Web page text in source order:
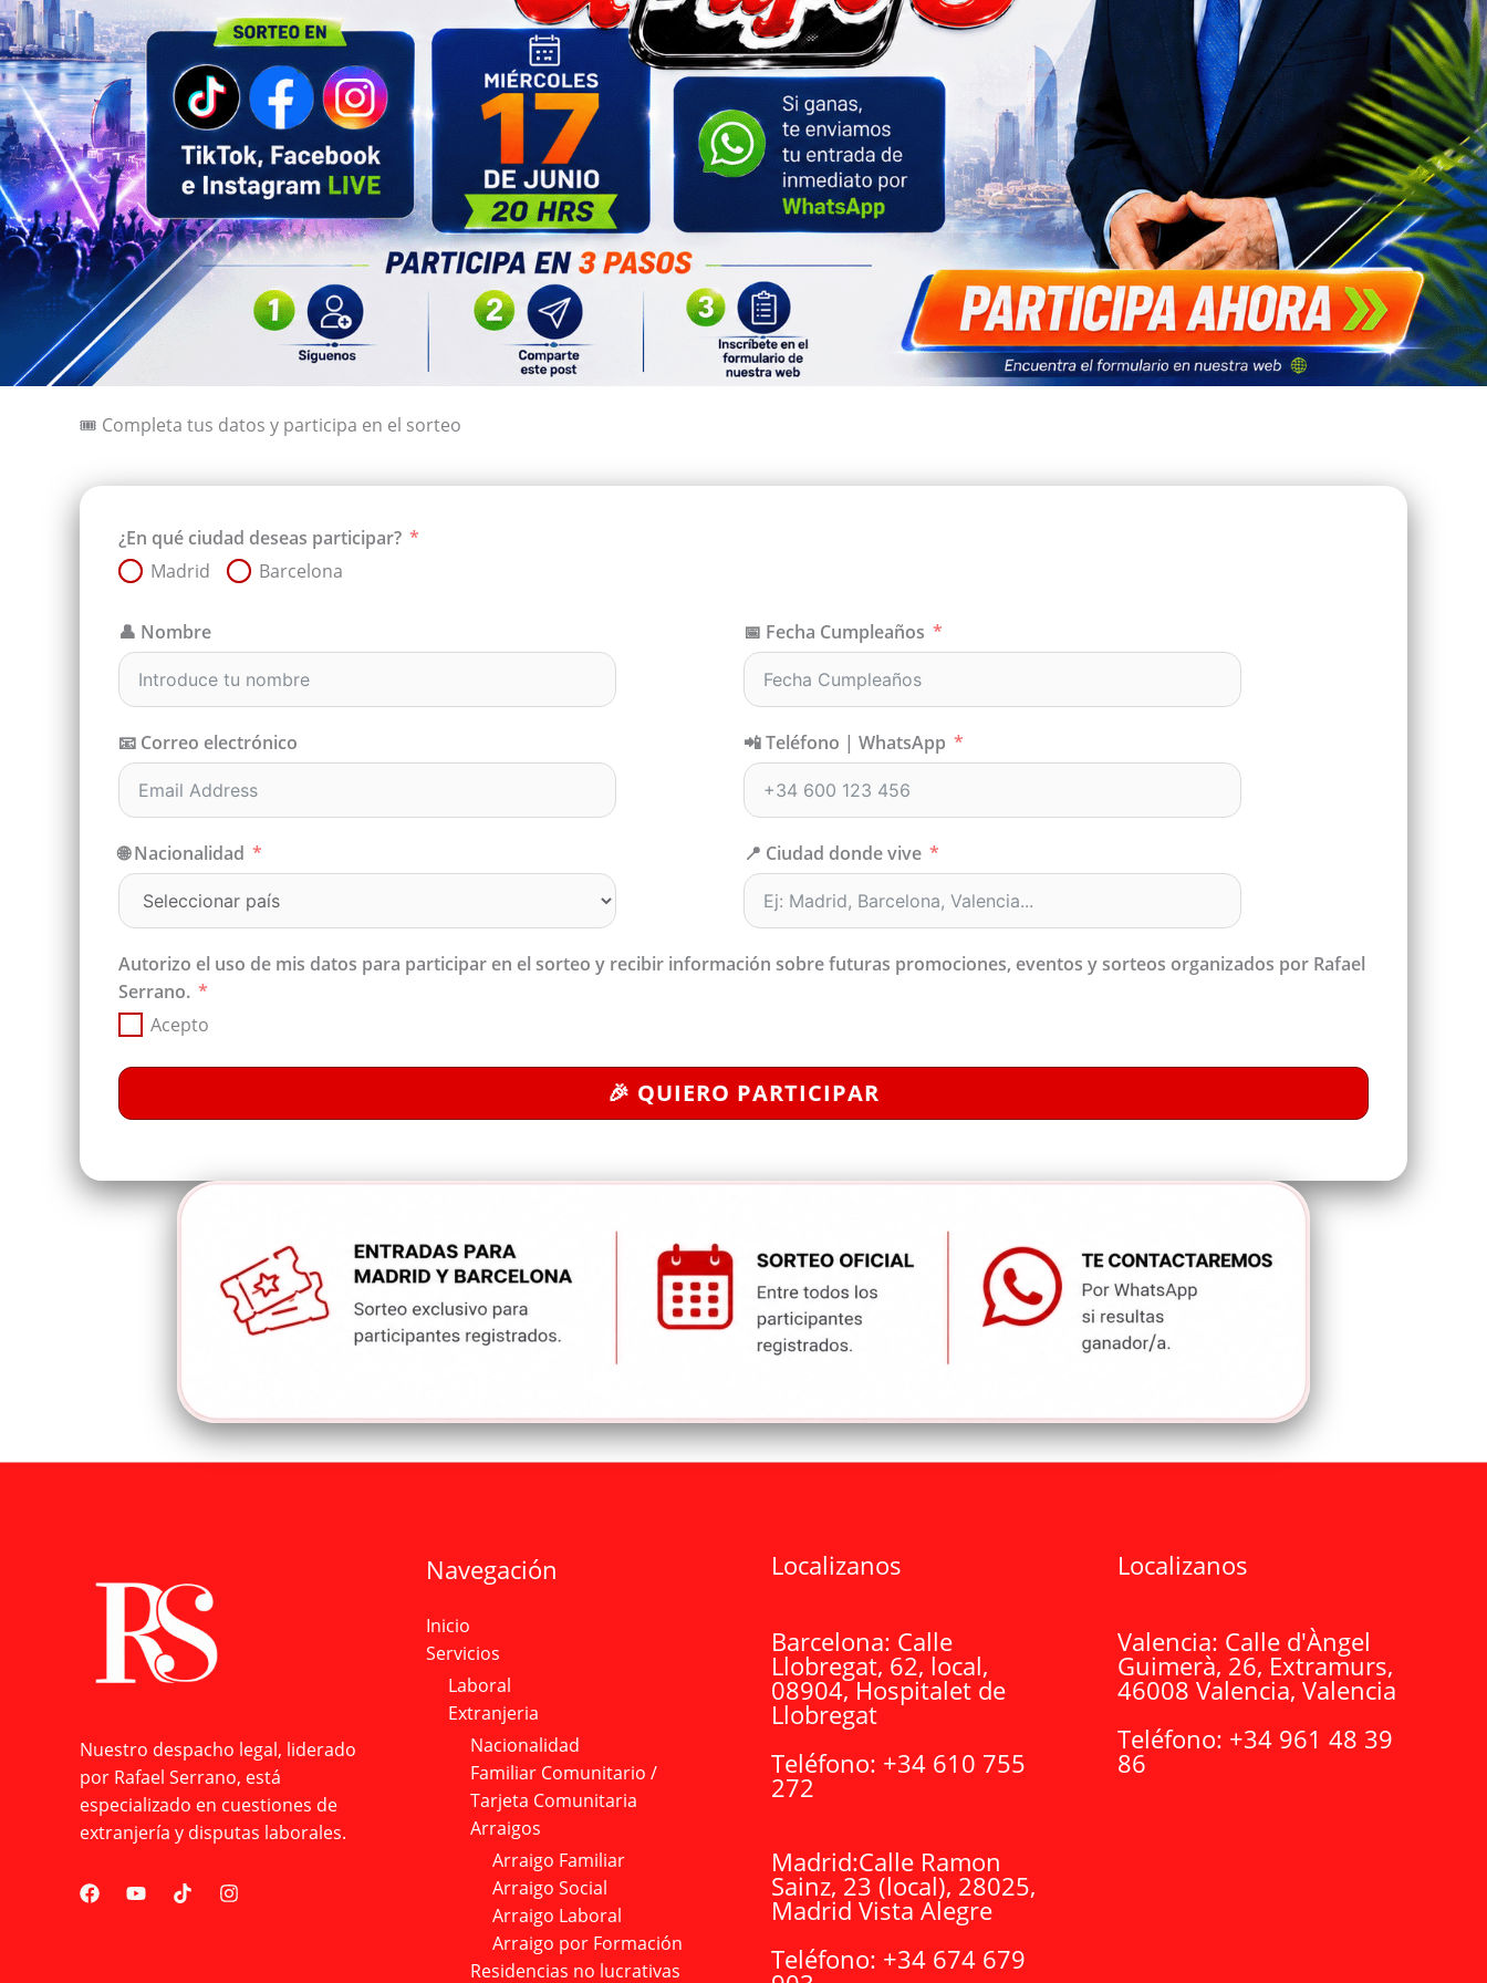
🎟️ Completa tus datos y participa en el sorteo
¿En qué ciudad deseas participar?
Madrid
Barcelona
👤 Nombre
📧 Correo electrónico
🌐 Nacionalidad
📅 Fecha Cumpleaños
📲 Teléfono | WhatsApp
📍 Ciudad donde vive
Autorizo el uso de mis datos para participar en el sorteo y recibir información sobre futuras promociones, eventos y sorteos organizados por Rafael
Serrano.
Acepto
🎉 QUIERO PARTICIPAR
Nuestro despacho legal, liderado
por Rafael Serrano, está
especializado en cuestiones de
extranjería y disputas laborales.
Navegación
Inicio
Servicios
Laboral
Extranjeria
Nacionalidad
Familiar Comunitario /
Tarjeta Comunitaria
Arraigos
Arraigo Familiar
Arraigo Social
Arraigo Laboral
Arraigo por Formación
Residencias no lucrativas
Localizanos
Barcelona: Calle
Llobregat, 62, local,
08904, Hospitalet de
Llobregat
Teléfono: +34 610 755
272
Madrid:Calle Ramon
Sainz, 23 (local), 28025,
Madrid Vista Alegre
Teléfono: +34 674 679
Localizanos
Valencia: Calle d'Àngel
Guimerà, 26, Extramurs,
46008 Valencia, Valencia
Teléfono: +34 961 48 39
86